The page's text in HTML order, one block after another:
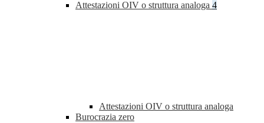
Attestazioni OIV o struttura analoga 4
Attestazioni OIV o struttura analoga
Burocrazia zero